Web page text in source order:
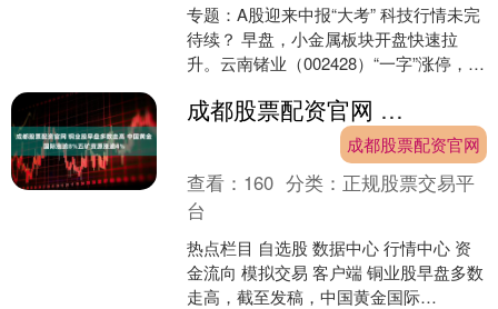
专题：A股迎来中报“大考” 科技行情未完
待续？ 早盘，小金属板块开盘快速拉
升。云南锗业（002428）“一字”涨停，宝
方锆业等....
成都股票配资官网 铜业股早盘多数走高 中国黄金国际涨逾8%五矿资源涨逾4%
成都股票配资官网
查看： 160 分类： 正规股票交易平
台
热点栏目 自选股 数据中心 行情中心 资
金流向 模拟交易 客户端 铜业股早盘多数
走高，截至发稿，中国黄金国际